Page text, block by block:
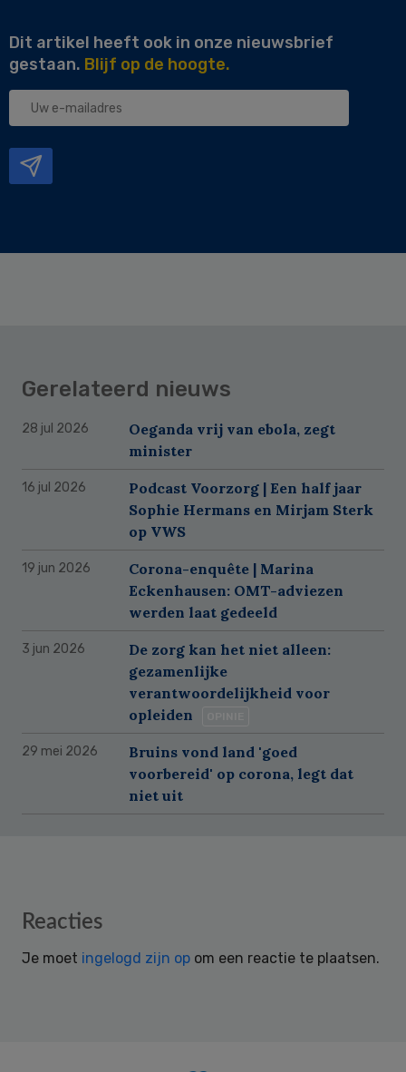
Dit artikel heeft ook in onze nieuwsbrief
gestaan. Blijf op de hoogte.
Uw
Gerelateerd nieuws
28 jul 2026
Oeganda vrij van ebola, zegt
minister
16 jul 2026
Podcast Voorzorg | Een half jaar
Sophie Hermans en Mirjam Sterk
op VWS
19 jun 2026
Corona-enquête | Marina
Eckenhausen: OMT-adviezen
werden laat gedeeld
3 jun 2026
De zorg kan het niet alleen:
gezamenlijke
verantwoordelijkheid voor
opleiden
29 mei 2026
Bruins vond land 'goed
voorbereid' op corona, legt dat
niet uit
Reader
Reacties
Je moet ingelogd zijn op om een reactie te plaatsen.